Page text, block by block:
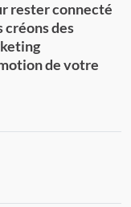
rester connecté
créons des
de votre
la page